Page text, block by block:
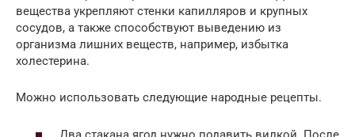
вещества укрепляют стенки капилляров и крупных
сосудов, а также способствуют выведению из
организма лишних веществ, например, избытка
холестерина.
Можно использовать следующие народные рецепты.